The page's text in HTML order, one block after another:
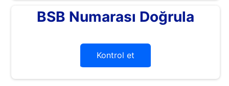
BSB Numarası Doğrula
Kontrol et